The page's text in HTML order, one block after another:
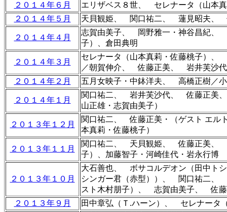
２０１４年６月
エリザベス８世、 セレナータ（山
２０１４年５月
天貝観姫、 関口祐二、 蓮見昭夫、
２０１４年４月
志賀由美子 、 岡野雅一・神谷昌紀
子）、倉田典明
２０１４年３月
セレナータ（山本真莉・佐藤桃子）
／朝賀伸介、 佐藤正美 、 岩井芙沙
２０１４年２月
五月女映子・中鉢洋夫、 高橋正樹
２０１４年１月
関口祐二 、 岩井芙沙代 、 佐藤正美
山正雄・志賀由美子）
２０１３年１２月
関口祐二、 佐藤正美・（ゲスト エ
本真莉・佐藤桃子）
２０１３年１１月
関口祐二、 天貝観姫 、 佐藤正美、
子）、 加藤智子・河崎佳代・岩永行博
２０１３年１０月
大石善也 、 ボサコルデオン（田中ト
シンガー君（赤型））、 関口祐二、
スト木村朋子）
、 志賀由美子、 佐
２０１３年９月
田中章弘（Ｔ.ハーン） セレナータ